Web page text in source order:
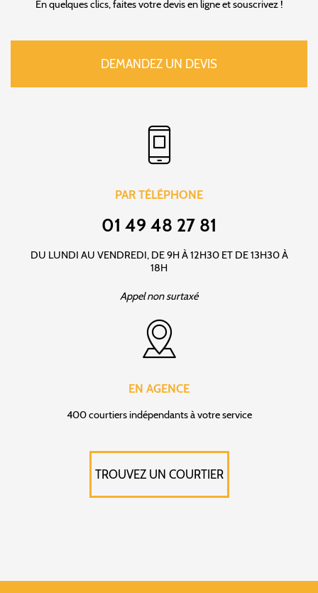
En quelques clics, faites votre devis en ligne et souscrivez !
DEMANDEZ UN DEVIS
PAR TÉLÉPHONE
01 49 48 27 81
DU LUNDI AU VENDREDI, DE 9H À 12H30 ET DE 13H30 À
18H
Appel non surtaxé
EN AGENCE
400 courtiers indépendants à votre service
TROUVEZ UN COURTIER